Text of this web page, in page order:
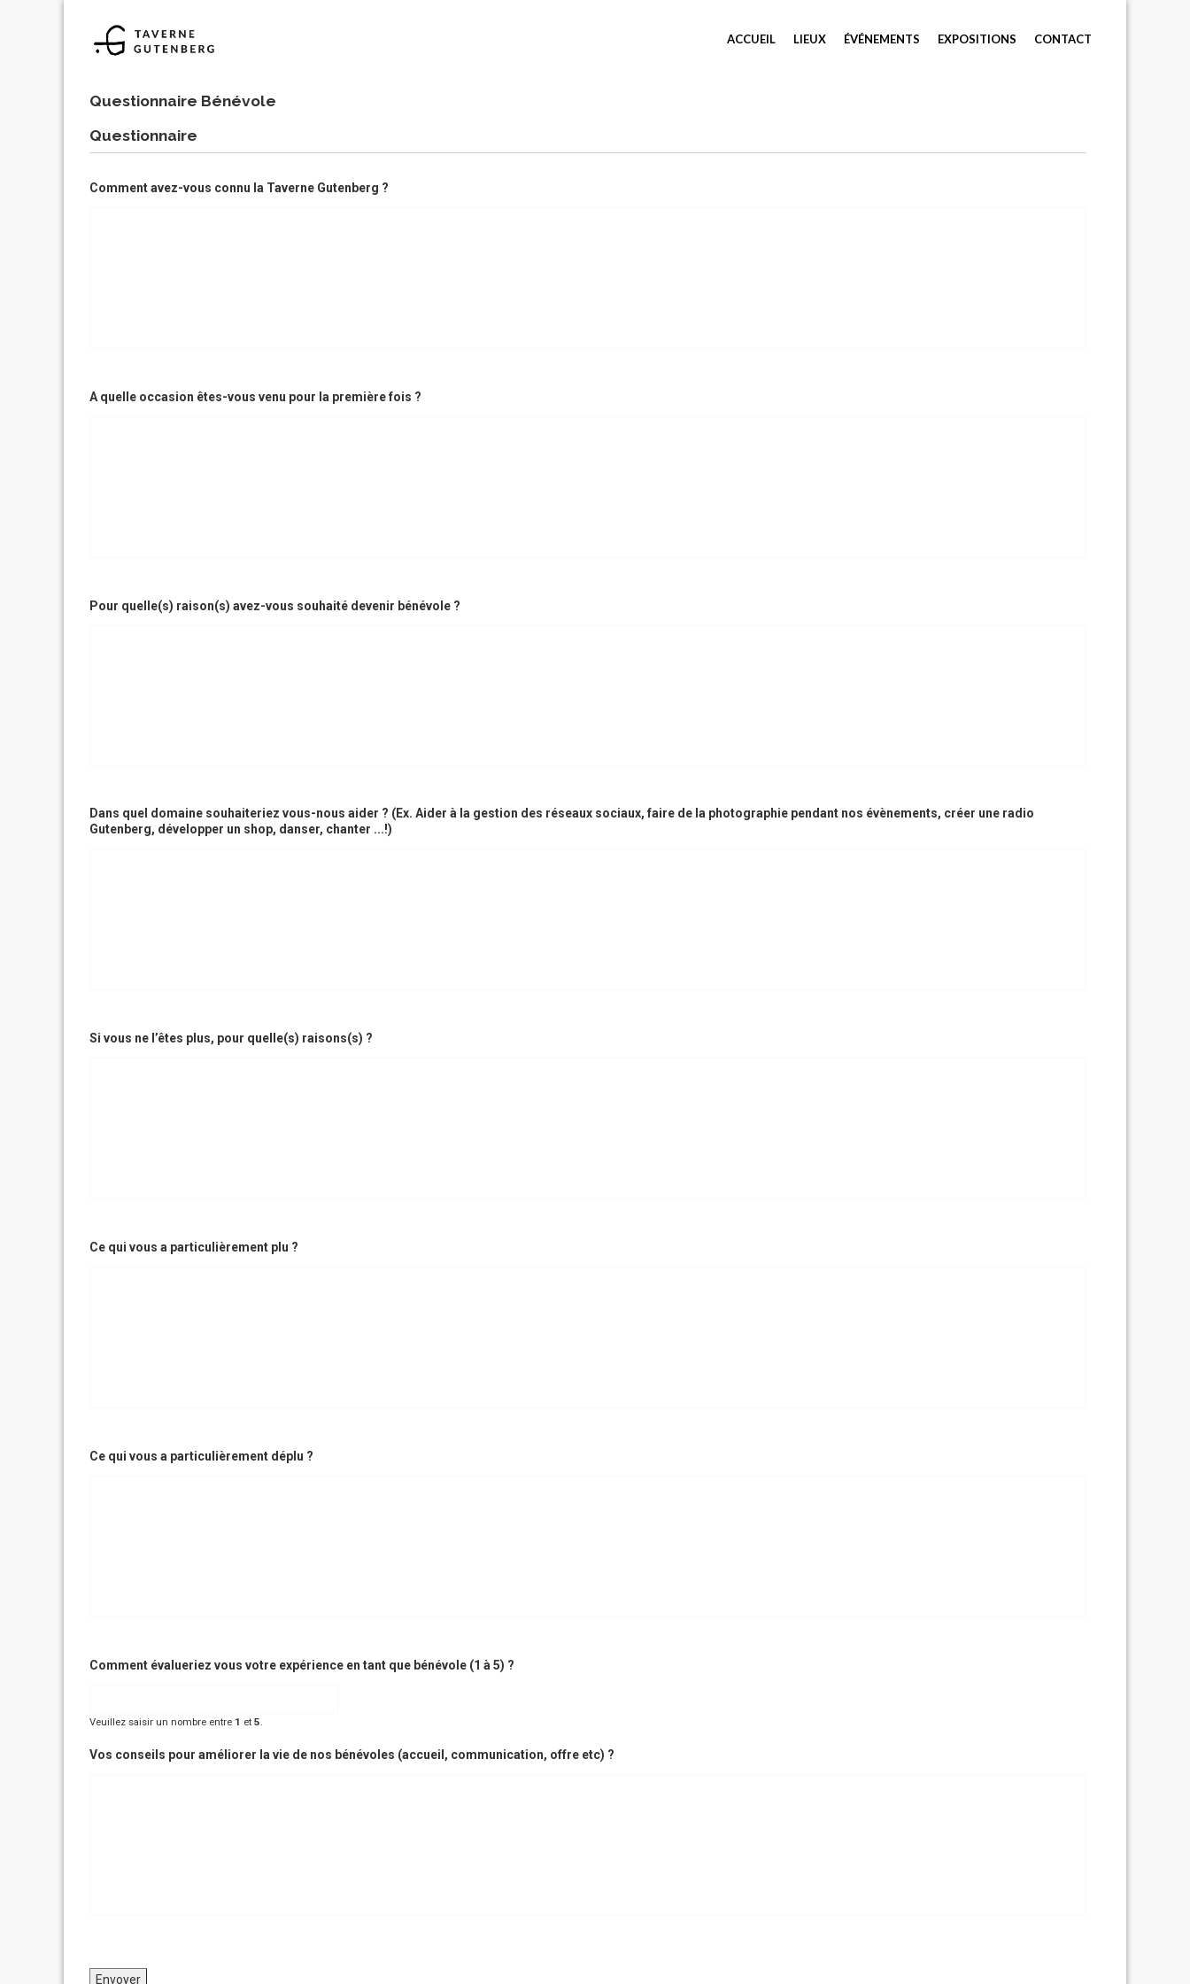
ACCUEIL LIEUX ÉVÉNEMENTS EXPOSITIONS CONTACT
Questionnaire Bénévole
Questionnaire
Comment avez-vous connu la Taverne Gutenberg ?
A quelle occasion êtes-vous venu pour la première fois ?
Pour quelle(s) raison(s) avez-vous souhaité devenir bénévole ?
Dans quel domaine souhaiteriez vous-nous aider ? (Ex. Aider à la gestion des réseaux sociaux, faire de la photographie pendant nos évènements, créer une radio
Gutenberg, développer un shop, danser, chanter ...!)
Si vous ne l’êtes plus, pour quelle(s) raisons(s) ?
Ce qui vous a particulièrement plu ?
Ce qui vous a particulièrement déplu ?
Comment évalueriez vous votre expérience en tant que bénévole (1 à 5) ?
Veuillez saisir un nombre entre 1 et 5.
Vos conseils pour améliorer la vie de nos bénévoles (accueil, communication, offre etc) ?